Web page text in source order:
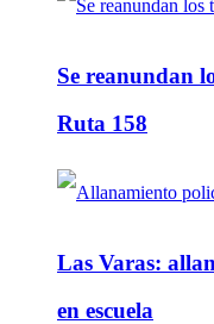
Se reanundan
Ruta 158
Las Varas:
en escuela